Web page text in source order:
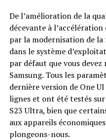
De l’amélioration de la
décevante à
par la modernisation de
dans le système
par défaut que vous
Samsung. Tous les
dernière version de One
lignes et ont été testés
S23 Ultra, bien que
aux appareils
plongeons-nous.